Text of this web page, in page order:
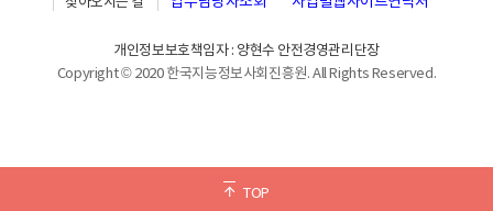
TOP
개인정보보호책임자 : 양현수 안전경영관리단장
Copyright © 2020 한국지능정보사회진흥원. All Rights Reserved.